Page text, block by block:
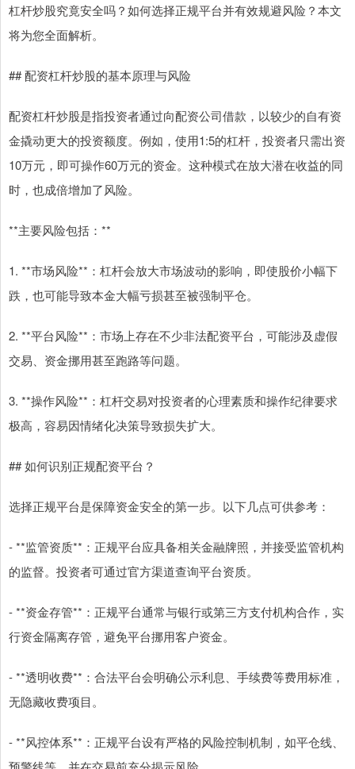
杠杆炒股究竟安全吗？如何选择正规平台并有效规避风险？本文
将为您全面解析。
## 配资杠杆炒股的基本原理与风险
配资杠杆炒股是指投资者通过向配资公司借款，以较少的自有资
金撬动更大的投资额度。例如，使用1:5的杠杆，投资者只需出资
10万元，即可操作60万元的资金。这种模式在放大潜在收益的同
时，也成倍增加了风险。
**主要风险包括：**
1. **市场风险**：杠杆会放大市场波动的影响，即使股价小幅下
跌，也可能导致本金大幅亏损甚至被强制平仓。
2. **平台风险**：市场上存在不少非法配资平台，可能涉及虚假
交易、资金挪用甚至跑路等问题。
3. **操作风险**：杠杆交易对投资者的心理素质和操作纪律要求
极高，容易因情绪化决策导致损失扩大。
## 如何识别正规配资平台？
选择正规平台是保障资金安全的第一步。以下几点可供参考：
- **监管资质**：正规平台应具备相关金融牌照，并接受监管机构
的监督。投资者可通过官方渠道查询平台资质。
- **资金存管**：正规平台通常与银行或第三方支付机构合作，实
行资金隔离存管，避免平台挪用客户资金。
- **透明收费**：合法平台会明确公示利息、手续费等费用标准，
无隐藏收费项目。
- **风控体系**：正规平台设有严格的风险控制机制，如平仓线、